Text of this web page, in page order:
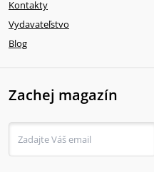
Kontakty
Vydavateľstvo
Blog
Zachej magazín